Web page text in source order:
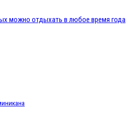
можно отдыхать в любое время года